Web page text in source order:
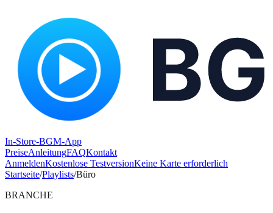
In-Store-BGM-App
PreiseAnleitungFAQKontakt
AnmeldenKostenlose TestversionKeine Karte erforderlich
Startseite/Playlists/Büro
BRANCHE